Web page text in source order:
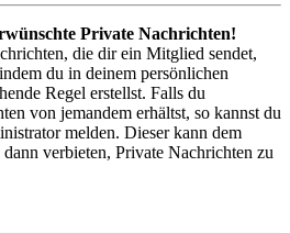
Private Nachrichten!
die dir ein Mitglied sendet,
du in deinem persönlichen
Regel erstellst. Falls du
von jemandem erhältst, so kannst du
melden. Dieser kann dem
verbieten, Private Nachrichten zu